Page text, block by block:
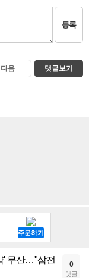
등록
다음 댓글보기
' 무산…"삼전
0
댓글